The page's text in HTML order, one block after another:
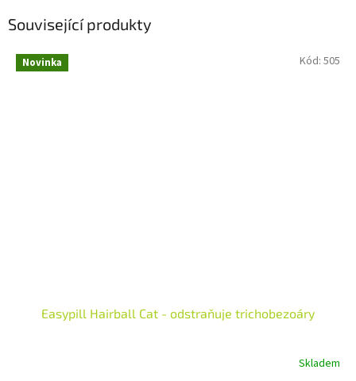
Související produkty
Novinka
Easypill Hairball Cat - odstraňuje trichobezoáry
Skladem
Kód: 505